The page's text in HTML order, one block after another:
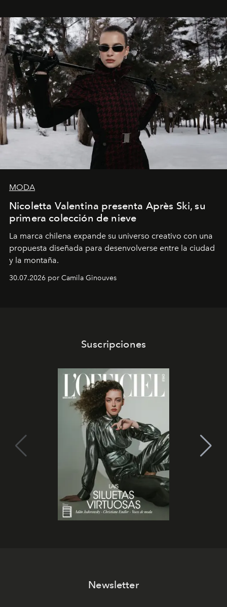
MODA
Nicoletta Valentina presenta Après Ski, su
primera colección de nieve
La marca chilena expande su universo creativo con una
propuesta diseñada para desenvolverse entre la ciudad
y la montaña.
30.07.2026 por Camila Ginouves
Suscripciones
Newsletter